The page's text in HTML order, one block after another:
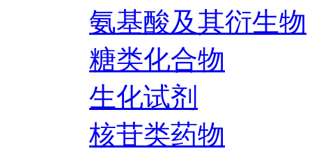
氨基酸及其衍生物
糖类化合物
生化试剂
核苷类药物